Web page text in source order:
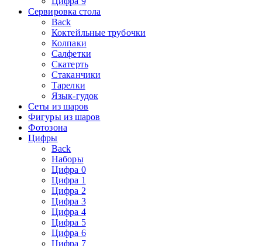
Сервировка стола
Back
Коктейльные трубочки
Колпаки
Салфетки
Скатерть
Стаканчики
Тарелки
Язык-гудок
Сеты из шаров
Фигуры из шаров
Фотозона
Цифры
Back
Наборы
Цифра 0
Цифра 1
Цифра 2
Цифра 3
Цифра 4
Цифра 5
Цифра 6
Цифра 7